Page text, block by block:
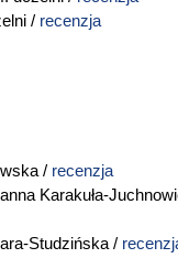
/ recenzja
/ recenzja
Karakuła-
Studzińska /